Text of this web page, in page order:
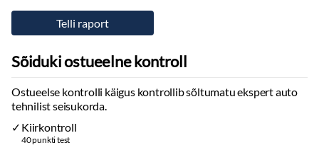
Sõiduki ostueelne kontroll
Ostueelse kontrolli käigus kontrollib sõltumatu ekspert auto
tehnilist seisukorda.
Kiirkontroll
40 punkti test